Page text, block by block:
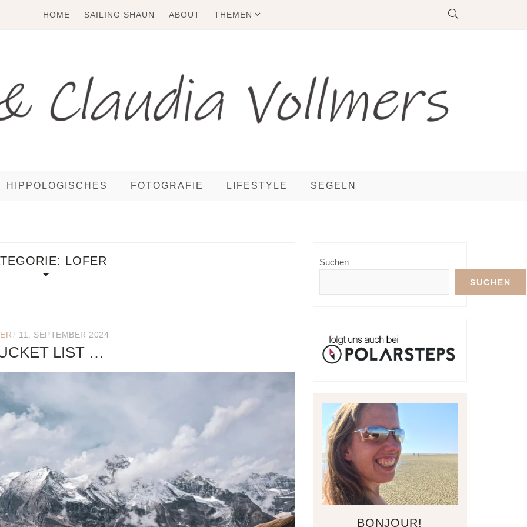
HOME SAILING SHAUN ABOUT THEMEN
HIPPOLOGISCHES FOTOGRAFIE LIFESTYLE SEGELN
LOFER
/ 11. SEPTEMBER 2024
LIST …
Suchen
SUCHEN
BONJOUR!